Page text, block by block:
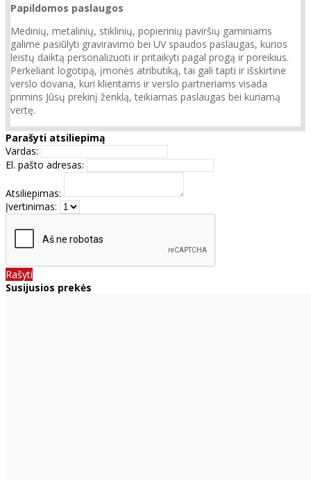
Papildomos paslaugos
Medinių, metalinių, stiklinių, popierinių paviršių gaminiams
galime pasiūlyti graviravimo bei UV spaudos paslaugas, kurios
leistų daiktą personalizuoti ir pritaikyti pagal progą ir poreikius.
Perkeliant logotipą, įmonės atributiką, tai gali tapti ir išskirtine
verslo dovana, kuri klientams ir verslo partneriams visada
primins Jūsų prekinį ženklą, teikiamas paslaugas bei kuriamą
vertę.
Parašyti atsiliepimą
Vardas:
El. pašto adresas:
Atsiliepimas:
Įvertinimas:
Rašyti
Susijusios prekės